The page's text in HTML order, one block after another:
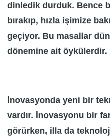
dinledik durduk. Bence
bırakıp, hızla işimize
geçiyor. Bu masallar
dönemine ait öykülerdir.
İnovasyonda yeni bir
vardır. İnovasyonu bir
görürken, illa da